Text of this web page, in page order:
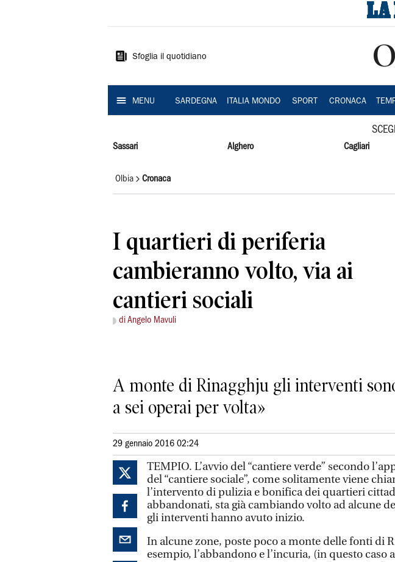
Sardegna
Sfoglia il quotidiano
MENU SARDEGNA ITALIA MONDO SPORT CRONACA
Sassari Alghero Cagliari
Olbia Cronaca
I quartieri di periferia
cambieranno volto, via ai
cantieri sociali
di Angelo Mavuli
A monte di Rinagghju gli interventi
a sei operai per volta»
29 gennaio 2016 02:24
TEMPIO. L’avvio del “cantiere verde” secondo
del “cantiere sociale”, come solitamente viene
l’intervento di pulizia e bonifica dei quartieri
abbandonati, sta già cambiando volto ad alcune
gli interventi hanno avuto inizio.
In alcune zone, poste poco a monte delle fonti di
esempio, l’abbandono e l’incuria, (in questo caso